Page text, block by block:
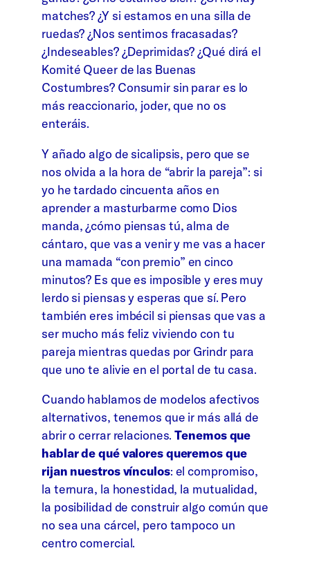
matches? ¿Y si estamos en una silla de
ruedas? ¿Nos sentimos fracasadas?
¿Indeseables? ¿Deprimidas? ¿Qué dirá el
Komité Queer de las Buenas
Costumbres? Consumir sin parar es lo
más reaccionario, joder, que no os
enteráis.
Y añado algo de sicalipsis, pero que se
nos olvida a la hora de “abrir la pareja”: si
yo he tardado cincuenta años en
aprender a masturbarme como Dios
manda, ¿cómo piensas tú, alma de
cántaro, que vas a venir y me vas a hacer
una mamada “con premio” en cinco
minutos? Es que es imposible y eres muy
lerdo si piensas y esperas que sí. Pero
también eres imbécil si piensas que vas a
ser mucho más feliz viviendo con tu
pareja mientras quedas por Grindr para
que uno te alivie en el portal de tu casa.
Cuando hablamos de modelos afectivos
alternativos, tenemos que ir más allá de
abrir o cerrar relaciones.Tenemos que
hablar de qué valores queremos que
rijan nuestros vínculos: el compromiso,
la ternura, la honestidad, la mutualidad,
la posibilidad de construir algo común que
no sea una cárcel, pero tampoco un
centro comercial.